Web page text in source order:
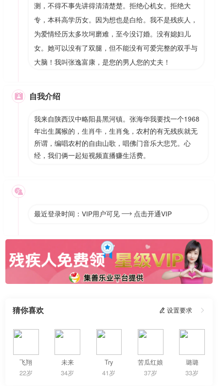
测，不得不事先讲得清清楚楚。拒绝心机女。拒绝大
专，本科高学历女。因为想也是白给。我不是残疾人，
为爱情经历太多坎坷磨难，至今没订婚。没有媳妇儿
女。她可以没有了双腿，但不能没有可爱完整的双手与
大脑！我叫张逸富康，是您的男人您的丈夫！
 自我介绍
我来自陕西汉中略阳县黑河镇。张海华我要找一个1968
年出生属猴的，生肖牛，生肖兔，农村的有无残疾就无
所谓，编唱农村的自由山歌，唱佛门音乐大悲咒。心
经，我们俩一起短视频直播赚生活费。

最近登录时间：VIP用户可见  点击开通VIP
猜你喜欢  设置要求 
飞翔
22岁
未来
34岁
Try
41岁
苦瓜红娘
37岁
璐璐
33岁